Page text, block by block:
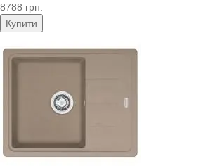
8788 грн.
Купити